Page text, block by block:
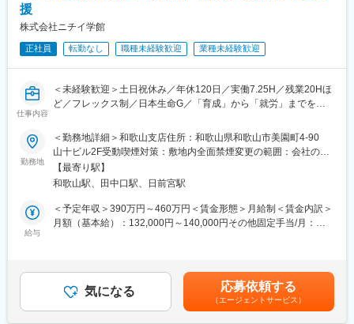
・利用者宅への訪問を通じて介護用品の使用状況を確認し、ケア
・地域の居宅介護支援事業所などへ訪問し、紹介・反響を元に新
■働き方の魅力
・年休120日以上（基本土日祝休）／残業月20H／有給消化は
⇒月に1～3回程度で土日祝の出勤はありますが、平日に100％振
休を取得しています。
⇒チームで代理対応をするため、休日対応は発生しません。
⇒休日はPCの持ち帰りは不可、社用携帯も転送することが義務付
■フォロー体制
＜OJT＞所長や先輩だけではなく、本部スタッフによる定期面談
など入社後もしっかりフォロー
■評価制度
援
株式会社ニチイ学館
正社員 転勤なし 職種未経験歓迎 業種未経験歓迎
仕事内容
＜未経験歓迎＞土日祝休み／年休120日／実働7.25H／残業20Hほ
ど／フレックス制／日本生命G／「育成」から「就労」までを一
■はじめに：
介護業界最大手の当社において和歌山市を中心とした拠点を管轄
する教育・人材事業のマネジメント業務を担当いただきます。
当該ポジションは、教育講座の受講生を介護現場へとつなぐ“人財
供給機能”を担っています。
人財不足が深刻化する介護業界において、育成から就労までを一
（1）教育講座の運営・管理
・介護職員初任者研修講座など各種教育講座の運営管理
・受講生募集、スケジュール調整、講師管理
勤務地
＜勤務地詳細＞和歌山支店住所：和歌山県和歌山市美園町4-90
山十ビル2F受動喫煙対策：敷地内全面禁煙変更の範囲：会社の定
める事業所
【最寄り駅】
和歌山駅、田中口駅、日前宮駅
給与
＜予定年収＞390万円～460万円＜賃金形態＞月給制＜賃金内訳＞
月額（基本給）：132,000円～140,000円その他固定手当/月：
無＞有＜残業手当＞有＜給与補足＞■賞与：年2回■昇給：年1回賃
金はあくまでも目安の金額であり、選考を通じて上下する可能性
があります。月給(月額)は固定手当を含めた表記です。
気になる 応募依頼する
（エージェントサービス）